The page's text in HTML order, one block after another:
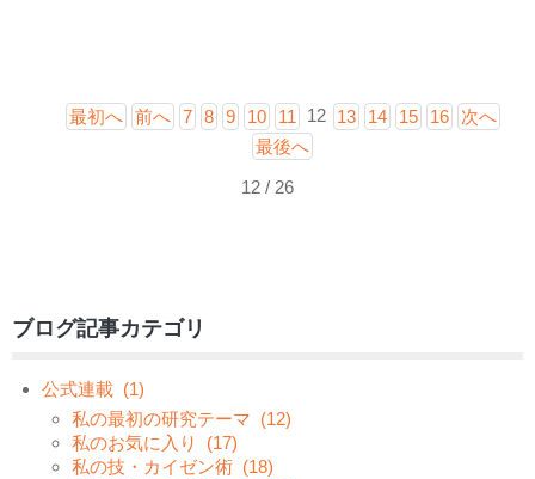
最初へ 前へ 7 8 9 10 11 12 13 14 15 16
次へ
最後へ
12 / 26
ブログ記事カテゴリ
公式連載 (1)
私の最初の研究テーマ (12)
私のお気に入り
(17)
私の技・カイゼン術 (18)